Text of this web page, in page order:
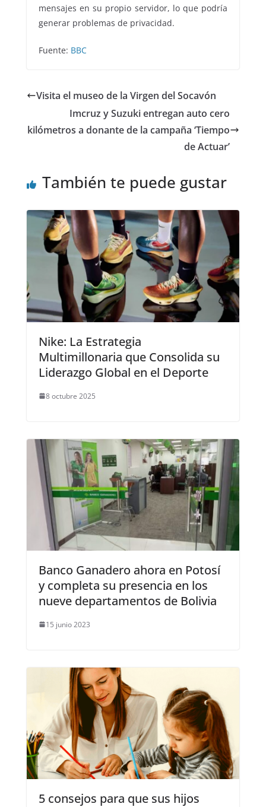
mensajes en su propio servidor, lo que podría
generar problemas de privacidad.
Fuente: BBC
Visita el museo de la Virgen del Socavón
Imcruz y Suzuki entregan auto cero
kilómetros a donante de la campaña ‘Tiempo
de Actuar’
También te puede gustar
Nike: La Estrategia
Multimillonaria que Consolida su
Liderazgo Global en el Deporte
8 octubre 2025
Banco Ganadero ahora en Potosí
y completa su presencia en los
nueve departamentos de Bolivia
15 junio 2023
5 consejos para que sus hijos